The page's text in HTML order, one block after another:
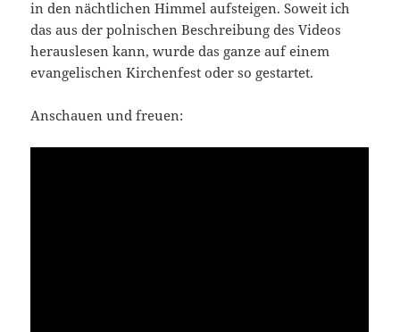
in den nächtlichen Himmel aufsteigen. Soweit ich
das aus der polnischen Beschreibung des Videos
herauslesen kann, wurde das ganze auf einem
evangelischen Kirchenfest oder so gestartet.
Anschauen und freuen: